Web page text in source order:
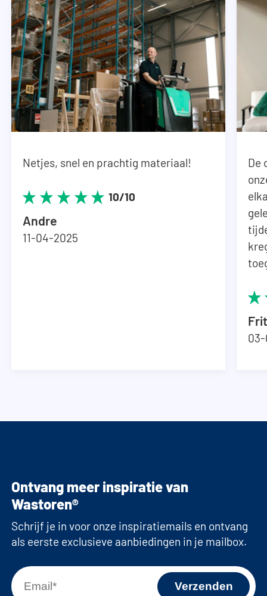
Netjes, snel en prachtig materiaal!
10/10
Andre
11-04-2025
De
Ontvang meer inspiratie van
Wastoren®
Schrijf je in voor onze inspiratiemails en ontvang
als eerste exclusieve aanbiedingen in je mailbox.